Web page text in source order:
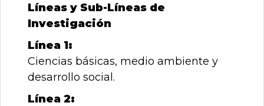
Líneas y Sub-Líneas de
Investigación
Línea 1:
Ciencias básicas, medio ambiente y
desarrollo social.
Línea 2: